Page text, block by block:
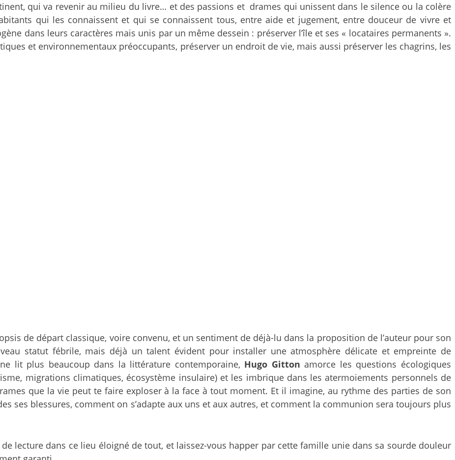
qui va revenir au milieu du livre… et des passions et drames qui unissent dans le silence ou la colère
qui les connaissent et qui se connaissent tous, entre aide et jugement, entre douceur de vivre et
dans leurs caractères mais unis par un même dessein : préserver l’île et ses « locataires permanents ».
et environnementaux préoccupants, préserver un endroit de vie, mais aussi préserver les chagrins, les
de départ classique, voire convenu, et un sentiment de déjà-lu dans la proposition de l’auteur pour son
statut fébrile, mais déjà un talent évident pour installer une atmosphère délicate et empreinte de
lit plus beaucoup dans la littérature contemporaine, Hugo Gitton amorce les questions écologiques
migrations climatiques, écosystème insulaire) et les imbrique dans les atermoiements personnels de
que la vie peut te faire exploser à la face à tout moment. Et il imagine, au rythme des parties de son
ses blessures, comment on s’adapte aux uns et aux autres, et comment la communion sera toujours plus
lecture dans ce lieu éloigné de tout, et laissez-vous happer par cette famille unie dans sa sourde douleur